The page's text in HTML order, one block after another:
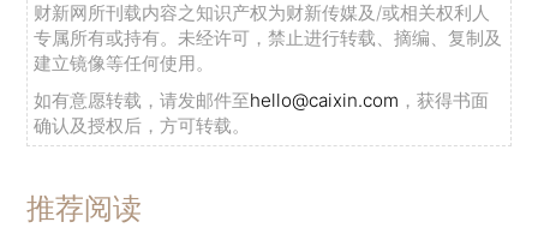
财新网所刊载内容之知识产权为财新传媒及/或相关权利人
专属所有或持有。未经许可，禁止进行转载、摘编、复制及
建立镜像等任何使用。
如有意愿转载，请发邮件至hello@caixin.com ，获得书面
确认及授权后，方可转载。
推荐阅读